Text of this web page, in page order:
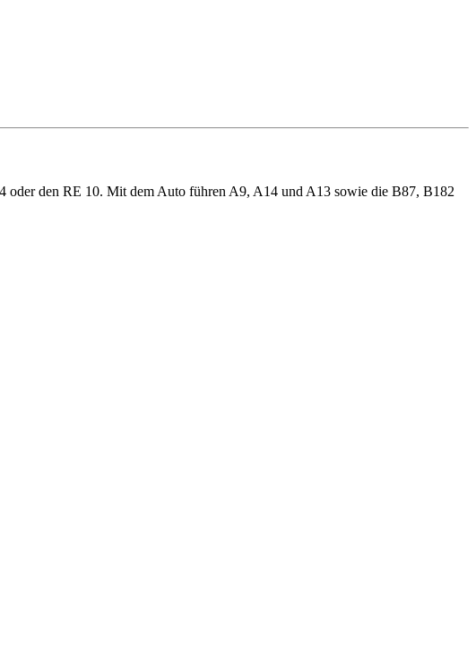
oder den RE 10. Mit dem Auto führen A9, A14 und A13 sowie die B87, B182